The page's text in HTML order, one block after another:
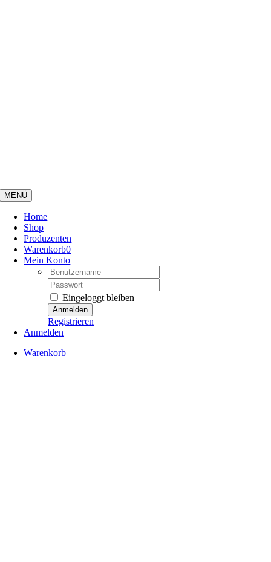
MENÜ
Home
Shop
Produzenten
Warenkorb0
Mein Konto
Username:
Password:
Eingeloggt bleiben
Registrieren
Anmelden
Warenkorb